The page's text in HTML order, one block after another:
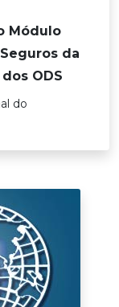
Módulo
da
ODS
do